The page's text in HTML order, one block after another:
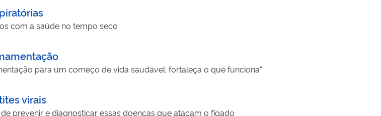
com a saúde no tempo seco
para um começo de vida saudável: fortaleça o que funciona"
virais
prevenir e diagnosticar essas doenças que atacam o fígado